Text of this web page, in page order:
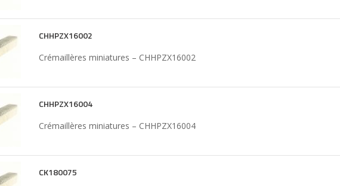
CHHPZX16002
Crémaillères miniatures – CHHPZX16002
CHHPZX16004
Crémaillères miniatures – CHHPZX16004
CK180075